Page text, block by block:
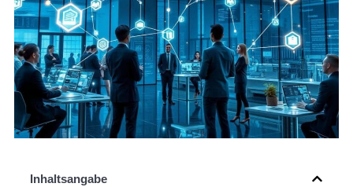
Inhaltsangabe